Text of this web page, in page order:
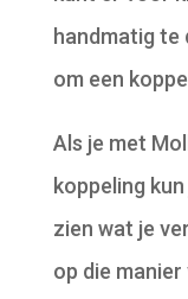
handmatig te
om een
Als je met
koppeling
zien wat je
op die